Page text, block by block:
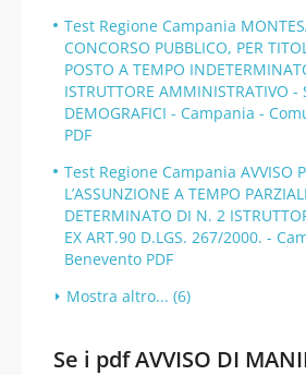
Test Regione Campania
CONCORSO PUBBLICO, PER
POSTO A TEMPO
ISTRUTTORE AMMINISTRATIVO -
DEMOGRAFICI - Campania -
PDF
Test Regione Campania AVVISO
L’ASSUNZIONE A TEMPO
DETERMINATO DI N. 2
EX ART.90 D.LGS. 267/2000. -
Benevento PDF
Mostra altro... (6)
Se i pdf AVVISO DI